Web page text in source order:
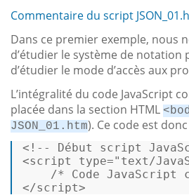
Commentaire du script
Dans ce premier exemple, nous
d’étudier le système de notation
d’étudier le mode d’accès aux
L’intégralité du code JavaScript
placée dans la section HTML
JSON_01.htm). Ce code est
<!-- Début script
<script type="text/
/* Code JavaScript
</script>